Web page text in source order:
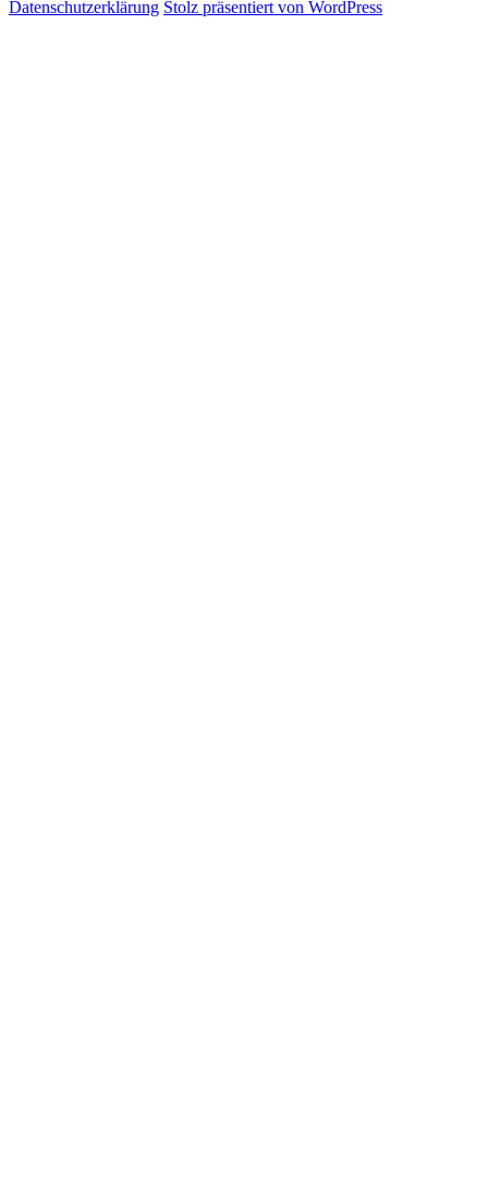
Datenschutzerklärung Stolz präsentiert von WordPress